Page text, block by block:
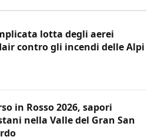
lotta degli aerei
contro gli incendi delle Alpi
in Rosso 2026, sapori
nella Valle del Gran San